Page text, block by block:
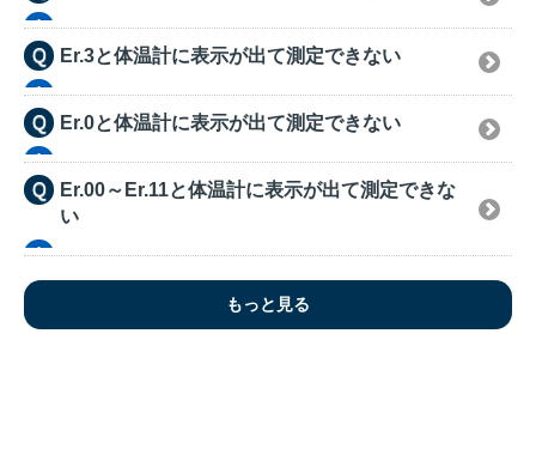
Er.3と体温計に表示が出て測定できない
Er.0と体温計に表示が出て測定できない
Er.00～Er.11と体温計に表示が出て測定できな
い
もっと見る